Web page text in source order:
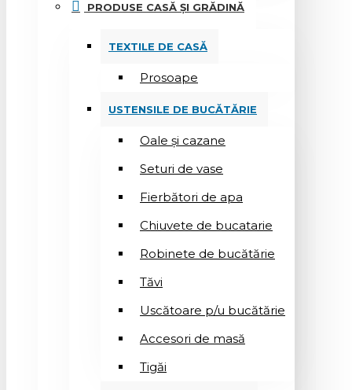
PRODUSE CASĂ ȘI GRĂDINĂ
TEXTILE DE CASĂ
Prosoape
USTENSILE DE BUCĂTĂRIE
Oale și cazane
Seturi de vase
Fierbători de apa
Chiuvete de bucatarie
Robinete de bucătărie
Tăvi
Uscătoare p/u bucătărie
Accesori de masă
Tigăi